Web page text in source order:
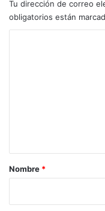
Tu dirección de correo
obligatorios están
rNombre *